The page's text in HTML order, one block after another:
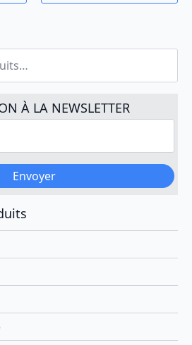
€24.00
variations.
options
être
la
page
du
À LA NEWSLETTER
Envoyer